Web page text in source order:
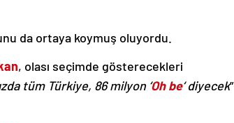
da ortaya koymuş oluyordu.
, olası seçimde gösterecekleri
tüm Türkiye, 86 milyon ‘Oh be‘ diyecek”